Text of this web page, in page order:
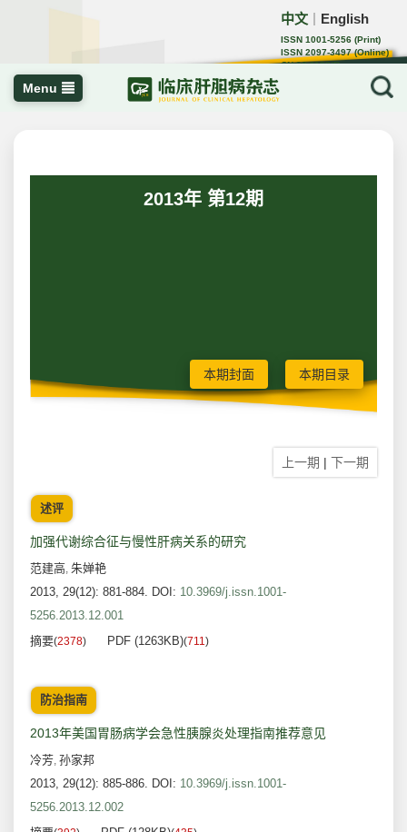
中文 English
ISSN 1001-5256 (Print)
ISSN 2097-3497 (Online)
CN 22-1108/R
Menu
2013年 第12期
本期封面 本期目录
上一期 | 下一期
述评
加强代谢综合征与慢性肝病关系的研究
范建高, 朱婵艳
2013, 29(12): 881-884. DOI: 10.3969/j.issn.1001-
5256.2013.12.001
摘要(2378) PDF (1263KB)(711)
防治指南
2013年美国胃肠病学会急性胰腺炎处理指南推荐意见
冷芳, 孙家邦
2013, 29(12): 885-886. DOI: 10.3969/j.issn.1001-
5256.2013.12.002